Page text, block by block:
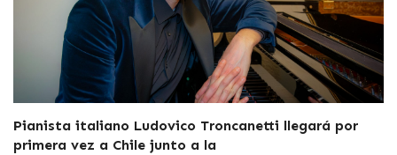
Pianista italiano Ludovico Troncanetti llegará por
primera vez a Chile junto a la